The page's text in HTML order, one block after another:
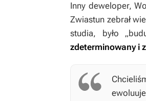
Inny deweloper,
Zwiastun zebrał
studia, było
zdeterminowany i